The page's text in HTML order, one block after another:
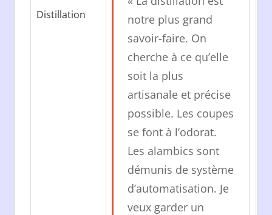
Distillation
notre plus grand
savoir-faire. On
cherche à ce qu’elle
soit la plus
artisanale et précise
possible. Les coupes
se font à l’odorat.
Les alambics sont
démunis de système
d’automatisation. Je
veux garder un